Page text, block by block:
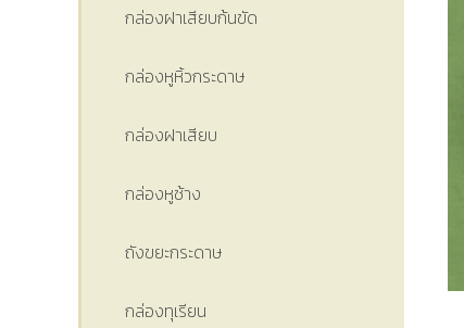
กล่องฝาเสียบก้นขัด
กล่องหูหิ้วกระดาษ
กล่องฝาเสียบ
กล่องหูช้าง
ถังขยะกระดาษ
กล่องทุเรียน